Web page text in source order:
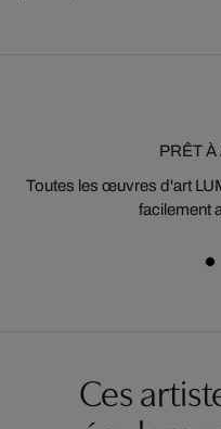
PRÊT
Toutes les œuvres d'art
facilement
Ces